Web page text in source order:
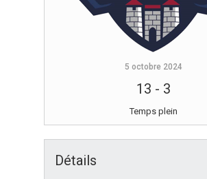
5 octobre 2024
13 - 3
Temps plein
Détails